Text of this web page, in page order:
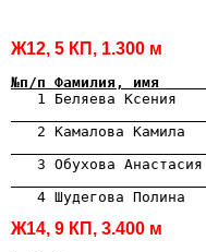
Ж12, 5 КП, 1.300 м
№п/п Фамилия, имя
1 Беляева
2 Камалова
Ж14, 9 КП, 3.400 м